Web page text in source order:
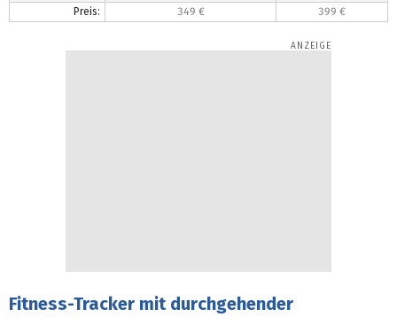
Preis:
349 € 399 €
Fitness-Tracker mit durchgehender